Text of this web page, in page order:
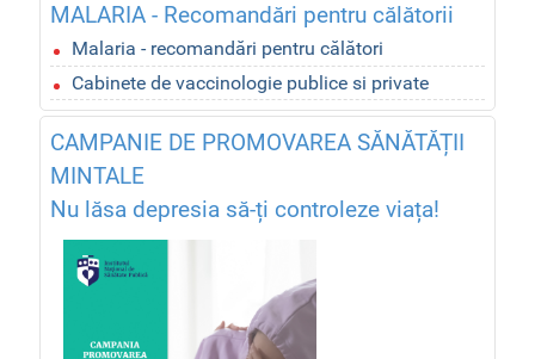
MALARIA - Recomandări pentru călătorii
Malaria - recomandări pentru călători
Cabinete de vaccinologie publice si private
CAMPANIE DE PROMOVAREA SĂNĂTĂȚII
MINTALE
Nu lăsa depresia să-ți controleze viața!